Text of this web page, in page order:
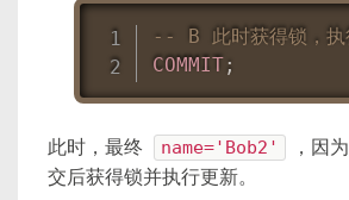
-- B 此时获得锁，执
COMMIT;
此时，最终 name='Bob2'
，因
交后获得锁并执行更新。